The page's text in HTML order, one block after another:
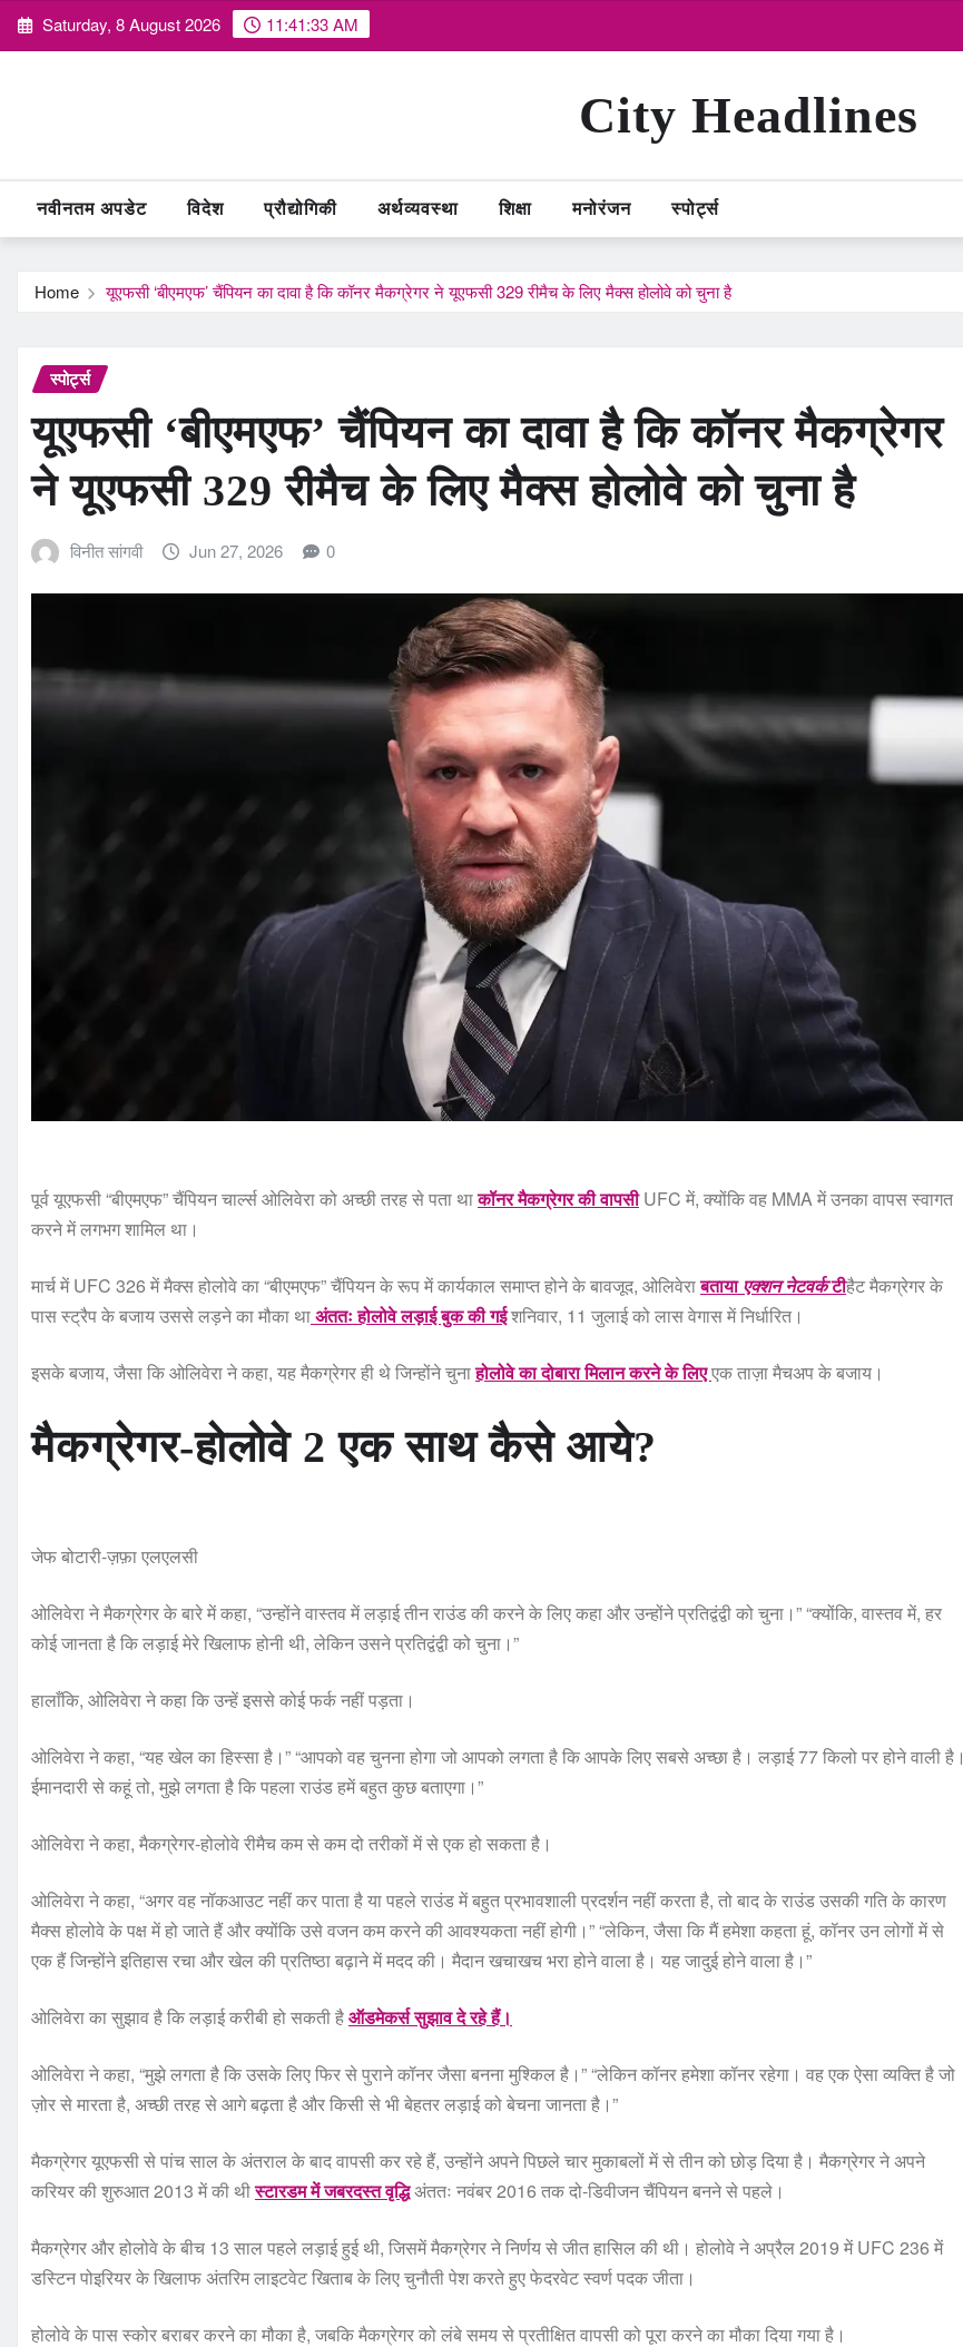
Skip Saturday, 8 August 2026 11:41:34 AM
City Headlines
नवीनतम अपडेट विदेश प्रौद्योगिकी अर्थव्यवस्था शिक्षा मनोरंजन स्पोर्ट्स
Home यूएफसी ‘बीएमएफ’ चैंपियन का दावा है कि कॉनर मैकग्रेगर ने यूएफसी 329 रीमैच के लिए मैक्स होलोवे को चुना है
स्पोर्ट्स
यूएफसी ‘बीएमएफ’ चैंपियन का दावा है कि कॉनर मैकग्रेगर
ने यूएफसी 329 रीमैच के लिए मैक्स होलोवे को चुना है
विनीत सांगवी Jun 27, 2026 0
पूर्व यूएफसी “बीएमएफ” चैंपियन चार्ल्स ओलिवेरा को अच्छी तरह से पता थाकॉनर मैकग्रेगर की वापसीUFC में, क्योंकि वह MMA में उनका वापस स्वागत
करने में लगभग शामिल था।
मार्च में UFC 326 में मैक्स होलोवे का “बीएमएफ” चैंपियन के रूप में कार्यकाल समाप्त होने के बावजूद, ओलिवेराबतायाएक्शन नेटवर्कटीहैट मैकग्रेगर के
पास स्ट्रैप के बजाय उससे लड़ने का मौका थाअंततः होलोवे लड़ाई बुक की गईशनिवार, 11 जुलाई को लास वेगास में निर्धारित।
इसके बजाय, जैसा कि ओलिवेरा ने कहा, यह मैकग्रेगर ही थे जिन्होंने चुनाहोलोवे का दोबारा मिलान करने के लिएएक ताज़ा मैचअप के बजाय।
मैकग्रेगर-होलोवे 2 एक साथ कैसे आये?
जेफ बोटारी-ज़फ़ा एलएलसी
ओलिवेरा ने मैकग्रेगर के बारे में कहा, “उन्होंने वास्तव में लड़ाई तीन राउंड की करने के लिए कहा और उन्होंने प्रतिद्वंद्वी को चुना।” “क्योंकि, वास्तव में, हर
कोई जानता है कि लड़ाई मेरे खिलाफ होनी थी, लेकिन उसने प्रतिद्वंद्वी को चुना।”
हालाँकि, ओलिवेरा ने कहा कि उन्हें इससे कोई फर्क नहीं पड़ता।
ओलिवेरा ने कहा, “यह खेल का हिस्सा है।” “आपको वह चुनना होगा जो आपको लगता है कि आपके लिए सबसे अच्छा है। लड़ाई 77 किलो पर होने वाली है।
ईमानदारी से कहूं तो, मुझे लगता है कि पहला राउंड हमें बहुत कुछ बताएगा।”
ओलिवेरा ने कहा, मैकग्रेगर-होलोवे रीमैच कम से कम दो तरीकों में से एक हो सकता है।
ओलिवेरा ने कहा, “अगर वह नॉकआउट नहीं कर पाता है या पहले राउंड में बहुत प्रभावशाली प्रदर्शन नहीं करता है, तो बाद के राउंड उसकी गति के कारण
मैक्स होलोवे के पक्ष में हो जाते हैं और क्योंकि उसे वजन कम करने की आवश्यकता नहीं होगी।” “लेकिन, जैसा कि मैं हमेशा कहता हूं, कॉनर उन लोगों में से
एक हैं जिन्होंने इतिहास रचा और खेल की प्रतिष्ठा बढ़ाने में मदद की। मैदान खचाखच भरा होने वाला है। यह जादुई होने वाला है।”
ओलिवेरा का सुझाव है कि लड़ाई करीबी हो सकती हैऑडमेकर्स सुझाव दे रहे हैं।
ओलिवेरा ने कहा, “मुझे लगता है कि उसके लिए फिर से पुराने कॉनर जैसा बनना मुश्किल है।” “लेकिन कॉनर हमेशा कॉनर रहेगा। वह एक ऐसा व्यक्ति है जो
ज़ोर से मारता है, अच्छी तरह से आगे बढ़ता है और किसी से भी बेहतर लड़ाई को बेचना जानता है।”
मैकग्रेगर यूएफसी से पांच साल के अंतराल के बाद वापसी कर रहे हैं, उन्होंने अपने पिछले चार मुकाबलों में से तीन को छोड़ दिया है। मैकग्रेगर ने अपने
करियर की शुरुआत 2013 में की थीस्टारडम में जबरदस्त वृद्धिअंततः नवंबर 2016 तक दो-डिवीजन चैंपियन बनने से पहले।
मैकग्रेगर और होलोवे के बीच 13 साल पहले लड़ाई हुई थी, जिसमें मैकग्रेगर ने निर्णय से जीत हासिल की थी। होलोवे ने अप्रैल 2019 में UFC 236 में
डस्टिन पोइरियर के खिलाफ अंतरिम लाइटवेट खिताब के लिए चुनौती पेश करते हुए फेदरवेट स्वर्ण पदक जीता।
होलोवे के पास स्कोर बराबर करने का मौका है, जबकि मैकग्रेगर को लंबे समय से प्रतीक्षित वापसी को पूरा करने का मौका दिया गया है।